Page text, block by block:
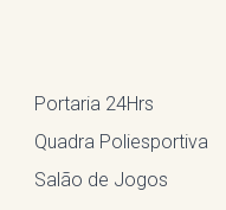
Portaria 24Hrs
Quadra Poliesportiva
Salão de Jogos